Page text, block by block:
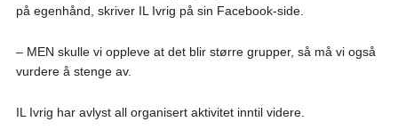
på egenhånd, skriver IL Ivrig på sin Facebook-side.
– MEN skulle vi oppleve at det blir større grupper, så må vi også
vurdere å stenge av.
IL Ivrig har avlyst all organisert aktivitet inntil videre.